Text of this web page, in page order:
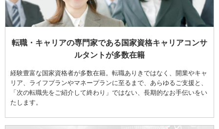
転職・キャリアの専門家である国家資格キャリアコンサ
ルタントが多数在籍
経験豊富な国家資格者が多数在籍。転職ありきではなく、開業やキャ
リア、ライフプランやマネープランに至るまで、あらゆるご支援と、
「次の転職先をご紹介して終わり」ではない、長期的なお手伝いをい
たします。